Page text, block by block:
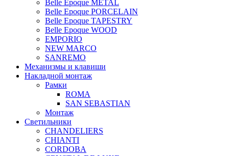
Belle Epoque METAL
Belle Epoque PORCELAIN
Belle Epoque TAPESTRY
Belle Epoque WOOD
EMPORIO
NEW MARCO
SANREMO
Механизмы и клавиши
Накладной монтаж
Рамки
ROMA
SAN SEBASTIAN
Монтаж
Светильники
CHANDELIERS
CHIANTI
CORDOBA